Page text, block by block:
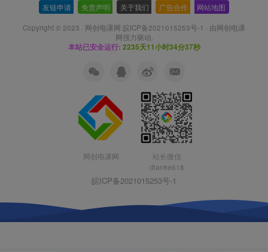
友链申请 免责声明 关于我们 广告合作 网站地图
Copyright © 2023 · 网创电课网 皖ICP备2021015253号-1 · 由网创电课
网强力驱动.
本站已安全运行: 2235天11小时34分37秒
网创电课网
站长微信
dianke618
皖ICP备2021015253号-1